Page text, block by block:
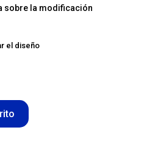
sobre la modificación
el diseño